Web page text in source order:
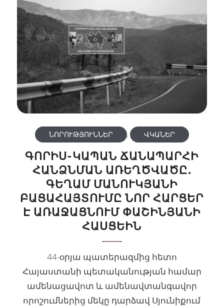
ԳՈՐԻՍ-ԿԱՊԱՆ ՃԱՆԱՊԱՐՀԻ
ՀԱՆՁՆՄԱՆ ԱՌԵՂԾՎԱԾԸ․
ԳԵՂԱՄ ՄԱՆՈՒԿՅԱՆԻ
ԲԱՑԱՀԱՅՏՈՒՄԸ ՆՈՐ ՀԱՐՑԵՐ
Է ԱՌԱՋԱՑՆՈՒՄ ՓԱՇԻՆՅԱՆԻ
ՀԱՍՑԵԻՆ
ՆՈՐՈՒԹՅՈՒՆՆԵՐ , ՎԿԱՆԵՐ
44-օրյա պատերազմից հետո
Հայաստանի պետականության համար
ամենացավոտ և ամենավտանգավոր
որոշումներից մեկը դարձավ Սյունիքում